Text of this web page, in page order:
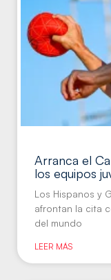
Arranca el
los equipos
Los Hispanos y
afrontan la cita
del mundo
LEER MÁS